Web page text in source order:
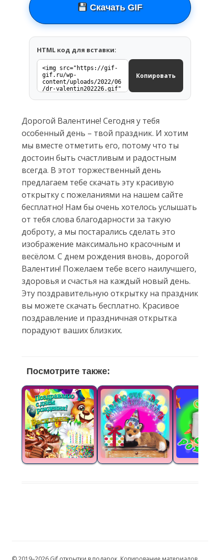
Скачать GIF
HTML код для вставки:
Копировать
Дорогой Валентине! Сегодня у тебя
особенный день – твой праздник. И хотим
мы вместе отметить его, потому что ты
достоин быть счастливым и радостным
всегда. В этот торжественный день
предлагаем тебе скачать эту красивую
открытку с пожеланиями на нашем сайте
бесплатно! Нам бы очень хотелось услышать
от тебя слова благодарности за такую
доброту, а мы постарались сделать это
изображение максимально красочным и
весёлом. С днем рождения вновь, дорогой
Валентин! Пожелаем тебе всего наилучшего,
здоровья и счастья на каждый новый день.
Эту поздравительную открытку на праздник
вы можете скачать бесплатно. Красивое
поздравление и праздничная открытка
порадуют ваших близких.
Посмотрите также: